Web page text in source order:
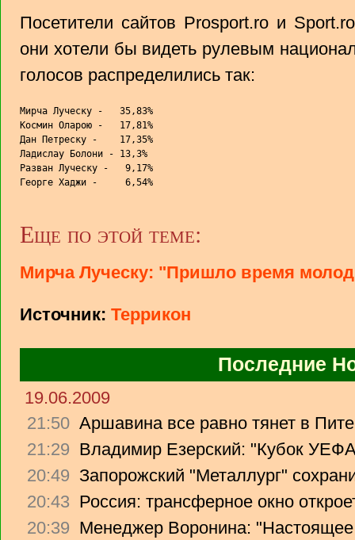
Посетители сайтов Prosport.ro и
они хотели бы видеть рулевым
голосов распределились так:
Мирча Луческу -   35,83%
Космин Оларою -   17,81%
Дан Петреску -    17,35%
Ладислау Болони - 13,3%
Разван Луческу -   9,17%
Георге Хаджи -     6,54%
Еще по этой теме:
Мирча Луческу: "Пришло время
Источник: Террикон
Последние
19.06.2009
21:50 Аршавина все равно тянет в
21:29 Владимир Езерский: "Кубок
20:49 Запорожский "Металлург"
20:43 Россия: трансферное окно
20:39 Менеджер Воронина: "Настоящее